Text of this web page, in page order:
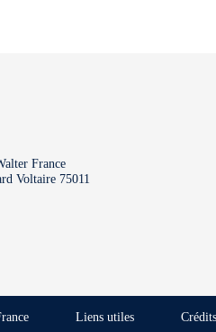
France
Voltaire 75011
Liens utiles Crédits